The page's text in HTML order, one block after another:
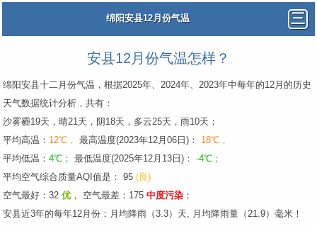
绵阳安县12月份气温
安县12月份气温怎样？
绵阳安县十二月份气温，根据2025年、2024年、2023年中每年的12月的历史
天气数据统计分析，共有：
沙雾霾19天，晴21天，阴18天，多云25天，雨10天；
平均高温： 12℃， 最高温度(2023年12月06日)： 18℃，
平均低温： 4℃； 最低温度(2025年12月13日)： -4℃；
平均空气综合质量AQI值是： 95 (良)
空气最好：32 优 ， 空气最差：175 中度污染 ；
安县近3年的每年12月份：月均降雨（3.3）天, 月均降雨量（21.9）毫米！